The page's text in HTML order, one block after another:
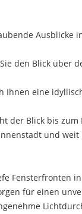
Ausblicke
den Blick über
Ihnen eine
der Blick bis zum
und
Fensterfronten
für einen